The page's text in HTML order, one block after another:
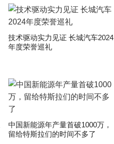
技术驱动实力见证 长城汽车2024
年度荣誉巡礼
中国新能源年产量首破1000万，
留给特斯拉们的时间不多了